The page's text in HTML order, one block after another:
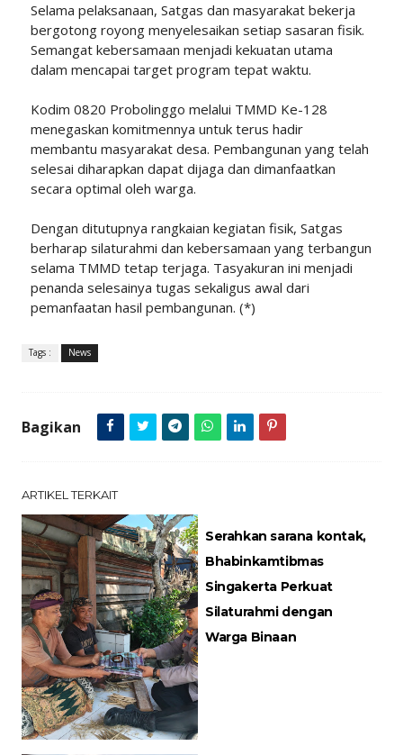
Selama pelaksanaan, Satgas dan masyarakat bekerja
bergotong royong menyelesaikan setiap sasaran fisik.
Semangat kebersamaan menjadi kekuatan utama
dalam mencapai target program tepat waktu.
Kodim 0820 Probolinggo melalui TMMD Ke-128
menegaskan komitmennya untuk terus hadir
membantu masyarakat desa. Pembangunan yang telah
selesai diharapkan dapat dijaga dan dimanfaatkan
secara optimal oleh warga.
Dengan ditutupnya rangkaian kegiatan fisik, Satgas
berharap silaturahmi dan kebersamaan yang terbangun
selama TMMD tetap terjaga. Tasyakuran ini menjadi
penanda selesainya tugas sekaligus awal dari
pemanfaatan hasil pembangunan. (*)
Tags : News
Bagikan
ARTIKEL TERKAIT
Serahkan sarana kontak,
Bhabinkamtibmas
Singakerta Perkuat
Silaturahmi dengan
Warga Binaan